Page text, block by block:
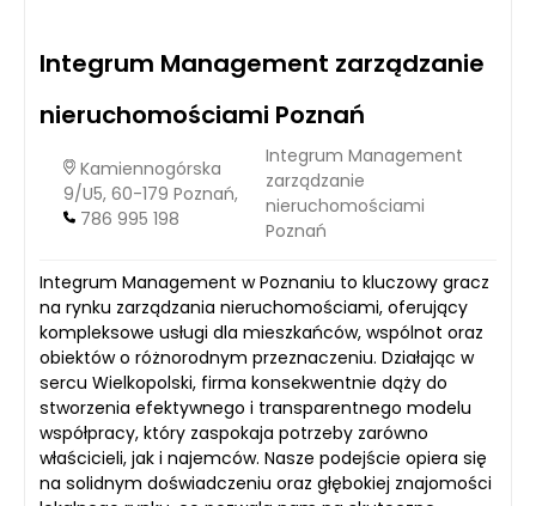
Integrum Management zarządzanie
nieruchomościami Poznań
Kamiennogórska
9/U5, 60-179 Poznań,
786 995 198
Integrum Management
zarządzanie
nieruchomościami
Poznań
Integrum Management w Poznaniu to kluczowy gracz
na rynku zarządzania nieruchomościami, oferujący
kompleksowe usługi dla mieszkańców, wspólnot oraz
obiektów o różnorodnym przeznaczeniu. Działając w
sercu Wielkopolski, firma konsekwentnie dąży do
stworzenia efektywnego i transparentnego modelu
współpracy, który zaspokaja potrzeby zarówno
właścicieli, jak i najemców. Nasze podejście opiera się
na solidnym doświadczeniu oraz głębokiej znajomości